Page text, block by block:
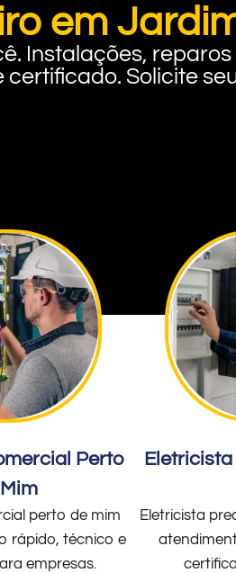
em
Instalações,
certificado. Solicite
Perto
perto de mim
rápido, técnico e
empresas.
Eletricista